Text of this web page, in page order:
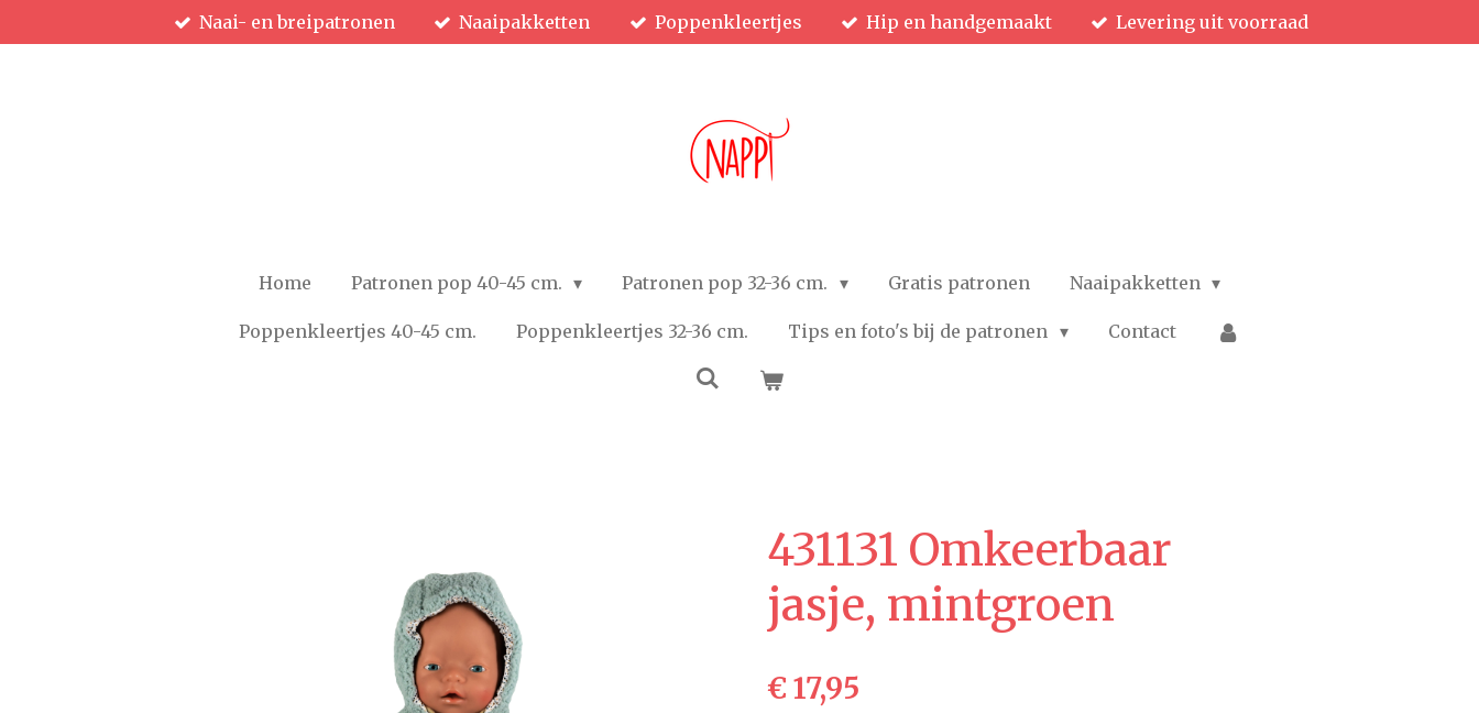
direct
Naai- en breipatronen Naaipakketten Poppenkleertjes Hip en handgemaakt Levering uit voorraad
Home Patronen pop 40-45 cm. Patronen pop 32-36 cm. Gratis patronen Naaipakketten
Poppenkleertjes 40-45 cm. Poppenkleertjes 32-36 cm. Tips en foto's bij de patronen Contact
431131 Omkeerbaar
jasje, mintgroen
€ 17,95